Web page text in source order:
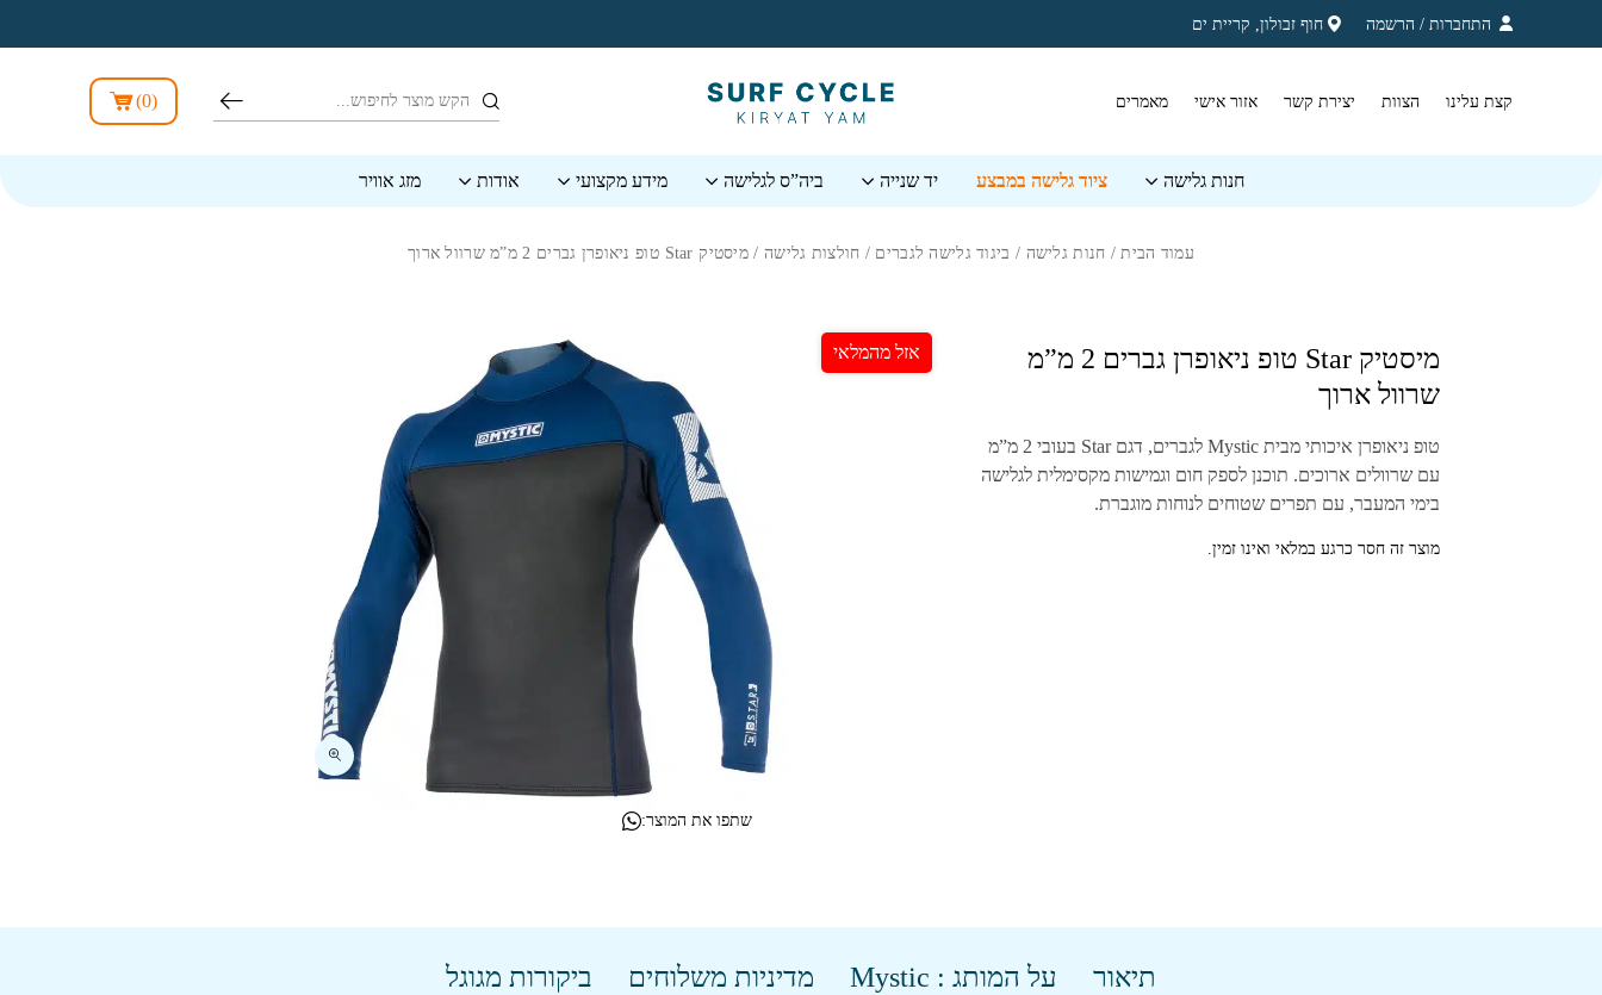
Skip to Content
התחברות / הרשמה חוף זבולון, קריית ים
חיפוש (
0
) קצת עלינו הצוות יצירת קשר אזור אישי מאמרים
חנות גלישה ציוד גלישה במבצע יד שנייה ביה”ס לגלישה מידע מקצועי אודות מזג אוויר
עמוד הבית/ חנות גלישה / ביגוד גלישה לגברים / חולצות גלישה / מיסטיק ⁦Star⁩ טופ ניאופרן גברים 2 מ”מ שרוול ארוך
מיסטיק ⁦Star⁩ טופ ניאופרן גברים 2 מ”מ
שרוול ארוך
טופ ניאופרן איכותי מבית Mystic לגברים, דגםStar
בעובי 2 מ”מ
עם שרוולים ארוכים. תוכנן לספק חום וגמישות מקסימלית לגלישה
בימי המעבר, עם תפרים שטוחים לנוחות מוגברת.
מוצר זה חסר כרגע במלאי ואינו זמין.
אזל מהמלאי
שתפו את המוצר:
תיאור על המותג : Mystic מדיניות משלוחים ביקורות מגוגל